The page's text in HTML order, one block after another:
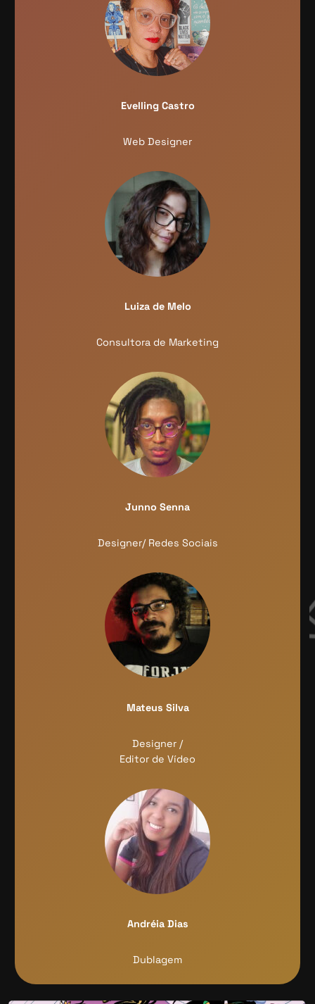
Evelling Castro
Web Designer
Luiza de Melo
Consultora de Marketing
Junno Senna
Designer/ Redes Sociais
Mateus Silva
Designer /
Editor de Vídeo
Andréia Dias
Dublagem